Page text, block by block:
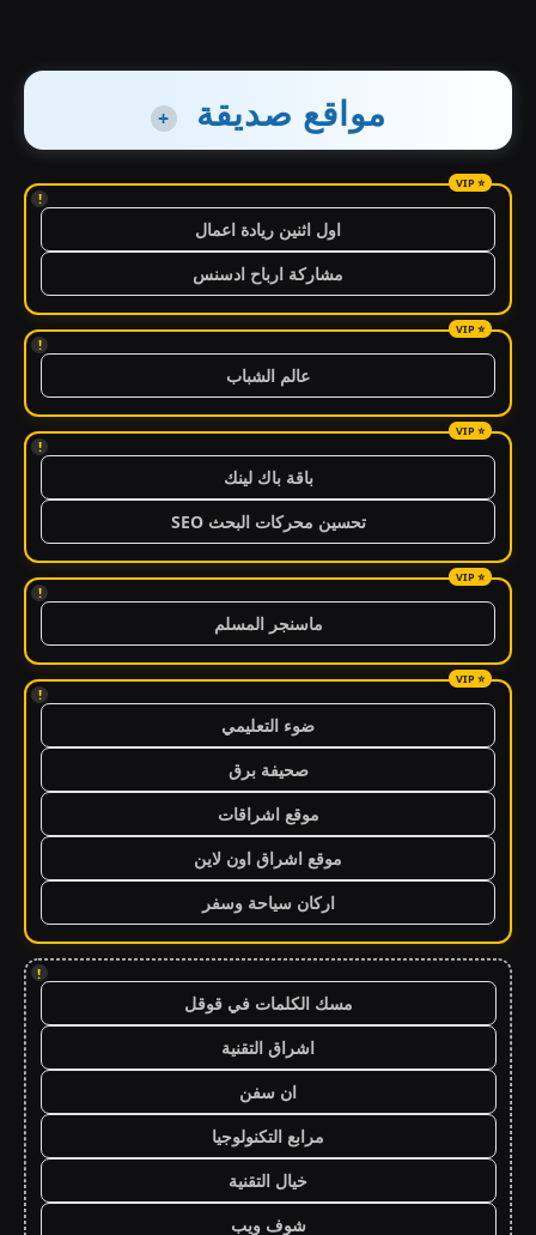
مواقع صديقة +
!
اول اثنين ريادة اعمال
مشاركة ارباح ادسنس
!
عالم الشباب
!
باقة باك لينك
تحسين محركات البحث SEO
!
ماسنجر المسلم
!
ضوء التعليمي
صحيفة برق
موقع اشراقات
موقع اشراق اون لاين
اركان سياحة وسفر
!
مسك الكلمات في قوقل
اشراق التقنية
ان سفن
مرابع التكنولوجيا
خيال التقنية
شوف ويب